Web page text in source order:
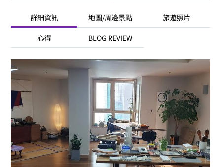
詳細資訊 地圖/周邊景點 旅遊照片
心得 BLOG REVIEW